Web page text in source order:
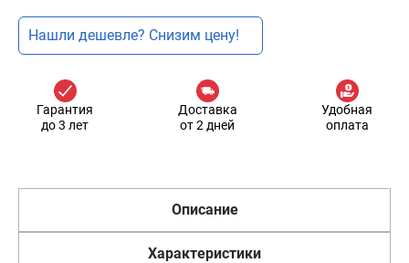
Нашли дешевле? Снизим цену!
Гарантия
до 3 лет
Доставка
от 2 дней
Удобная
оплата
Описание
Характеристики